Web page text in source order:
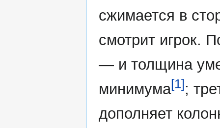
сжимается в
смотрит игрок.
— и толщина
минимума[1];
дополняет